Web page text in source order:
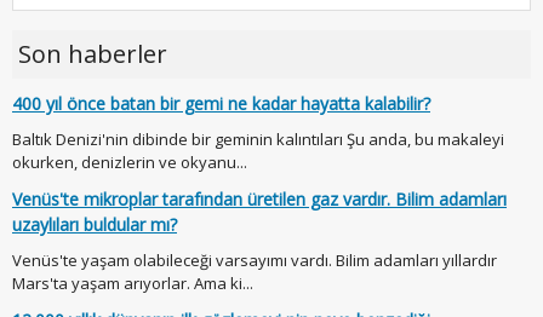
Son haberler
400 yıl önce batan bir gemi ne kadar hayatta kalabilir?
Baltık Denizi'nin dibinde bir geminin kalıntıları Şu anda, bu makaleyi
okurken, denizlerin ve okyanu...
Venüs'te mikroplar tarafından üretilen gaz vardır. Bilim adamları
uzaylıları buldular mı?
Venüs'te yaşam olabileceği varsayımı vardı. Bilim adamları yıllardır
Mars'ta yaşam arıyorlar. Ama ki...